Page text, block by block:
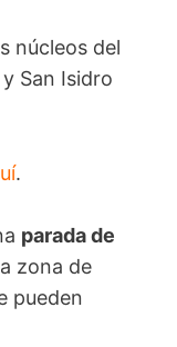
núcleos del
San Isidro
.
parada de
zona de
pueden